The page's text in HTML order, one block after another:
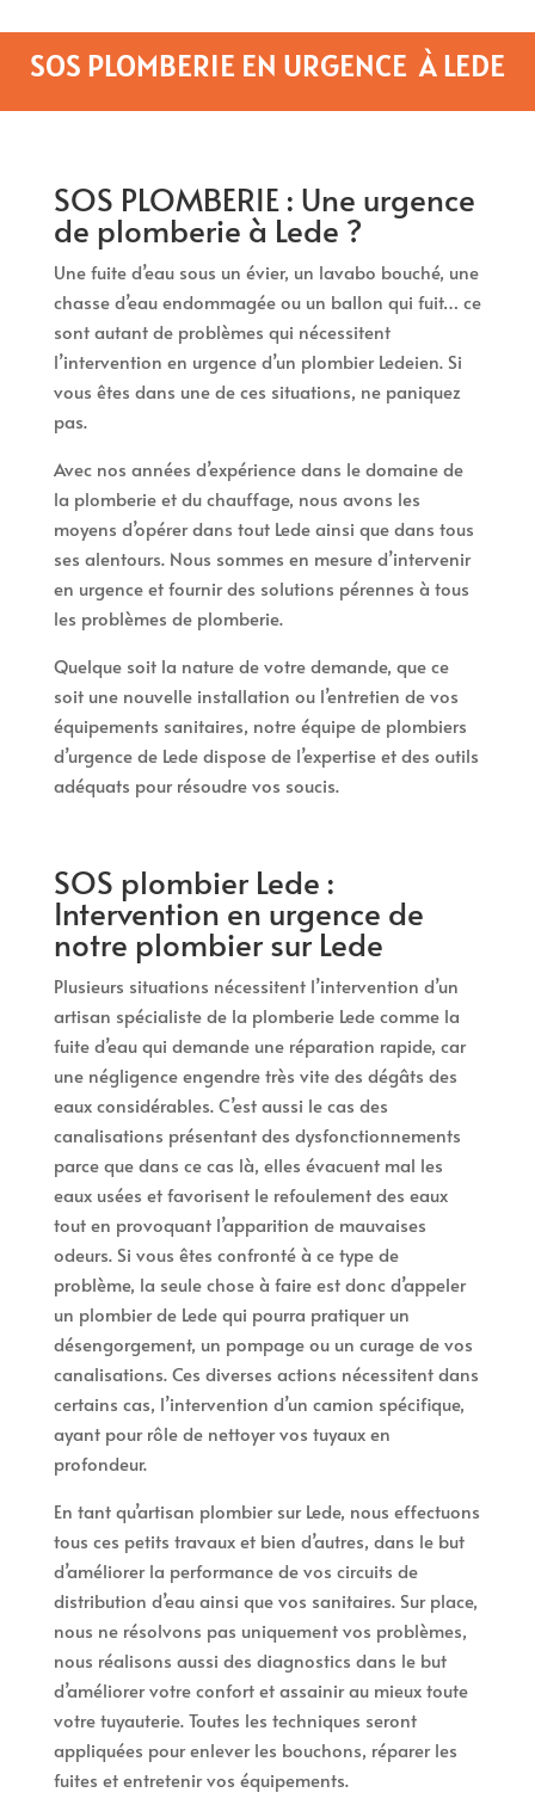
SOS PLOMBERIE EN URGENCE À LEDE
SOS PLOMBERIE : Une urgence
de plomberie à Lede ?
Une fuite d’eau sous un évier, un lavabo bouché, une
chasse d’eau endommagée ou un ballon qui fuit… ce
sont autant de problèmes qui nécessitent
l’intervention en urgence d’un plombier Ledeien. Si
vous êtes dans une de ces situations, ne paniquez
pas.
Avec nos années d’expérience dans le domaine de
la plomberie et du chauffage, nous avons les
moyens d’opérer dans tout Lede ainsi que dans tous
ses alentours. Nous sommes en mesure d’intervenir
en urgence et fournir des solutions pérennes à tous
les problèmes de plomberie.
Quelque soit la nature de votre demande, que ce
soit une nouvelle installation ou l’entretien de vos
équipements sanitaires, notre équipe de plombiers
d’urgence de Lede dispose de l’expertise et des outils
adéquats pour résoudre vos soucis.
SOS plombier Lede :
Intervention en urgence de
notre plombier sur Lede
Plusieurs situations nécessitent l’intervention d’un
artisan spécialiste de la plomberie Lede comme la
fuite d’eau qui demande une réparation rapide, car
une négligence engendre très vite des dégâts des
eaux considérables. C’est aussi le cas des
canalisations présentant des dysfonctionnements
parce que dans ce cas là, elles évacuent mal les
eaux usées et favorisent le refoulement des eaux
tout en provoquant l’apparition de mauvaises
odeurs. Si vous êtes confronté à ce type de
problème, la seule chose à faire est donc d’appeler
un plombier de Lede qui pourra pratiquer un
désengorgement, un pompage ou un curage de vos
canalisations. Ces diverses actions nécessitent dans
certains cas, l’intervention d’un camion spécifique,
ayant pour rôle de nettoyer vos tuyaux en
profondeur.
En tant qu’artisan plombier sur Lede, nous effectuons
tous ces petits travaux et bien d’autres, dans le but
d’améliorer la performance de vos circuits de
distribution d’eau ainsi que vos sanitaires. Sur place,
nous ne résolvons pas uniquement vos problèmes,
nous réalisons aussi des diagnostics dans le but
d’améliorer votre confort et assainir au mieux toute
votre tuyauterie. Toutes les techniques seront
appliquées pour enlever les bouchons, réparer les
fuites et entretenir vos équipements.